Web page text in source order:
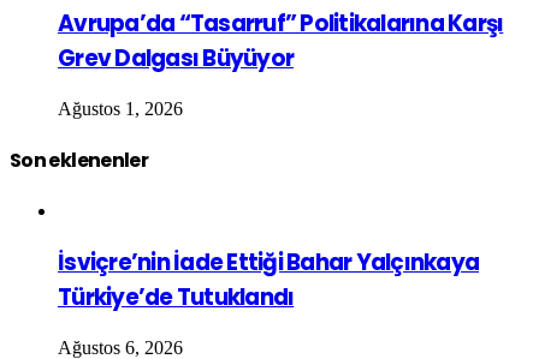
Avrupa’da “Tasarruf” Politikalarına Karşı
Grev Dalgası Büyüyor
Ağustos 1, 2026
Son eklenenler
İsviçre’nin İade Ettiği Bahar Yalçınkaya
Türkiye’de Tutuklandı
Ağustos 6, 2026